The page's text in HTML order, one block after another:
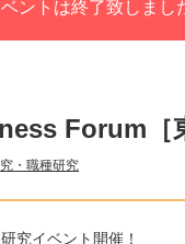
ントは終了致しまし
Forum［
・職種研究
究イベント開催！